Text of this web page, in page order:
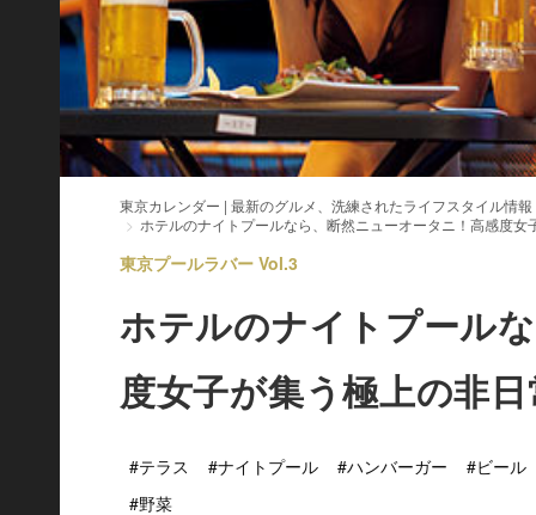
東京カレンダー | 最新のグルメ、洗練されたライフスタイル情報
ホテルのナイトプールなら、断然ニューオータニ！高感度
東京プールラバー Vol.3
ホテルのナイトプール
度女子が集う極上の非
#テラス #ナイトプール #ハンバーガー
#ビール
#野菜